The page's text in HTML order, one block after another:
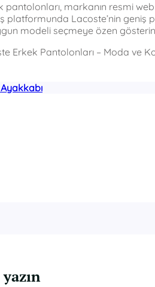
pantolonları, markanın resmi
platformunda Lacoste’nin
modeli seçmeye özen
Erkek Pantolonları – Moda ve